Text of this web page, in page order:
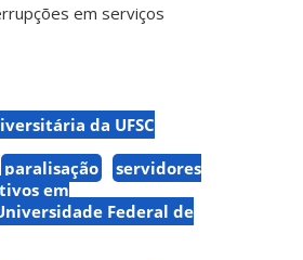
em serviços
da UFSC
paralisação
servidores
em
Federal de